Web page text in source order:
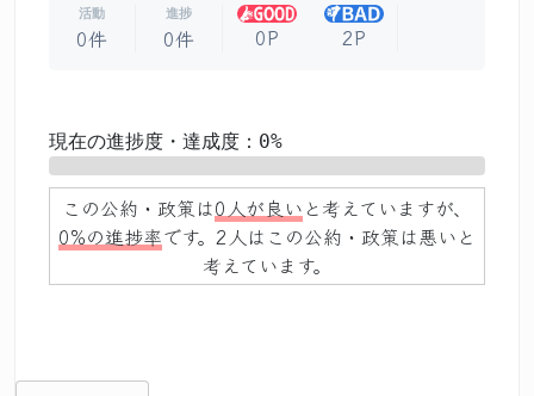
活動
0件
進捗
0件 0P 2P
現在の進捗度・達成度：0%
この公約・政策は0人が良い と考えていますが、
0%の進捗率です。2人はこの公約・政策は悪いと
考えています。